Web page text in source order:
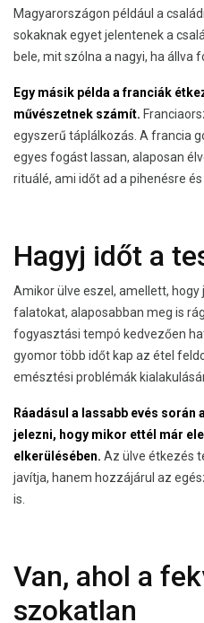
Magyarországon például a
sokaknak egyet jelentenek a
bele, mit szólna a nagyi, ha állva
Egy másik példa a franciák
művészetnek számít.
egyszerű táplálkozás. A francia
egyes fogást lassan, alaposan
rituálé, ami időt ad a pihenésre
Hagyj időt a
Amikor ülve eszel, amellett,
falatokat, alaposabban meg is
fogyasztási tempó kedvezően
gyomor több időt kap az étel
emésztési problémák
Ráadásul a lassabb evés során
jelezni, hogy mikor ettél már
elkerülésében. Az ülve étkezés
javítja, hanem hozzájárul az
is.
Van, ahol a
szokatlan